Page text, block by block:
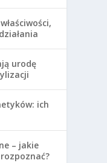
urodę
ich
– jakie